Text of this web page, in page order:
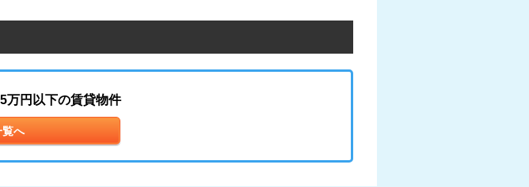
万円以下の賃貸物件
覧へ